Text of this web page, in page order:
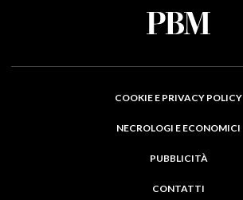
COOKIE E PRIVACY POLICY
NECROLOGI E ECONOMICI
PUBBLICITÀ
CONTATTI